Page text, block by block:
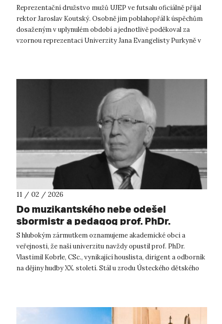
Reprezentační družstvo mužů UJEP ve futsalu oficiálně přijal
rektor Jaroslav Koutský. Osobně jim poblahopřál k úspěchům
dosaženým v uplynulém období a jednotlivě poděkoval za
vzornou reprezentaci Univerzity Jana Evangelisty Purkyně v
11 / 02 / 2026
Do muzikantského nebe odešel
sbormistr a pedagog prof. PhDr.
Vlastimil Kobrle, CSc.
S hlubokým zármutkem oznamujeme akademické obci a
veřejnosti, že naši univerzitu navždy opustil prof. PhDr.
Vlastimil Kobrle, CSc., vynikající houslista, dirigent a odborník
na dějiny hudby XX. století. Stál u zrodu Ústeckého dětského